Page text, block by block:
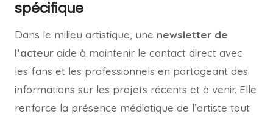
spécifique
Dans le milieu artistique, une newsletter de
l’acteur aide à maintenir le contact direct avec
les fans et les professionnels en partageant des
informations sur les projets récents et à venir. Elle
renforce la présence médiatique de l’artiste tout